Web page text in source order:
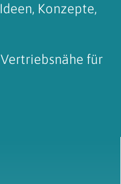
Ideen, Konzepte,
Vertriebsnähe für